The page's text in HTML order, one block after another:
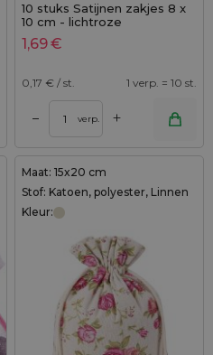
10 stuks Satijnen zakjes 8 x
10 cm - lichtroze
1,69€
0,17 € / st. 1 verp. = 10 st.
– verp. +
Maat: 15x20 cm
Stof: Katoen, polyester, Linnen
Kleur: